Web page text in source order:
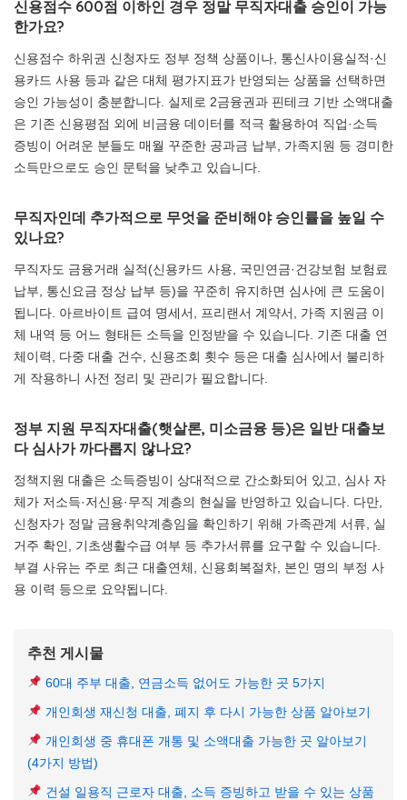
신용점수 600점 이하인 경우 정말 무직자대출 승인이 가능
한가요?
신용점수 하위권 신청자도 정부 정책 상품이나, 통신사이용실적·신
용카드 사용 등과 같은 대체 평가지표가 반영되는 상품을 선택하면
승인 가능성이 충분합니다. 실제로 2금융권과 핀테크 기반 소액대출
은 기존 신용평점 외에 비금융 데이터를 적극 활용하여 직업·소득
증빙이 어려운 분들도 매월 꾸준한 공과금 납부, 가족지원 등 경미한
소득만으로도 승인 문턱을 낮추고 있습니다.
무직자인데 추가적으로 무엇을 준비해야 승인률을 높일 수
있나요?
무직자도 금융거래 실적(신용카드 사용, 국민연금·건강보험 보험료
납부, 통신요금 정상 납부 등)을 꾸준히 유지하면 심사에 큰 도움이
됩니다. 아르바이트 급여 명세서, 프리랜서 계약서, 가족 지원금 이
체 내역 등 어느 형태든 소득을 인정받을 수 있습니다. 기존 대출 연
체이력, 다중 대출 건수, 신용조회 횟수 등은 대출 심사에서 불리하
게 작용하니 사전 정리 및 관리가 필요합니다.
정부 지원 무직자대출(햇살론, 미소금융 등)은 일반 대출보
다 심사가 까다롭지 않나요?
정책지원 대출은 소득증빙이 상대적으로 간소화되어 있고, 심사 자
체가 저소득·저신용·무직 계층의 현실을 반영하고 있습니다. 다만,
신청자가 정말 금융취약계층임을 확인하기 위해 가족관계 서류, 실
거주 확인, 기초생활수급 여부 등 추가서류를 요구할 수 있습니다.
부결 사유는 주로 최근 대출연체, 신용회복절차, 본인 명의 부정 사
용 이력 등으로 요약됩니다.
추천 게시물
60대 주부 대출, 연금소득 없어도 가능한 곳 5가지
개인회생 재신청 대출, 폐지 후 다시 가능한 상품 알아보기
개인회생 중 휴대폰 개통 및 소액대출 가능한 곳 알아보기
(4가지 방법)
건설 일용직 근로자 대출, 소득 증빙하고 받을 수 있는 상품